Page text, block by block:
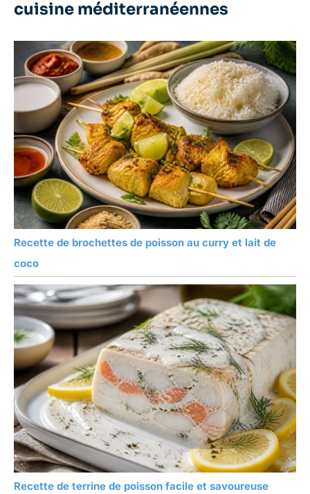
comme un plat à bijoux
bleu, un plat à bijoux ou
polyvalence garantit qu'il
sera aimé et utilisé au
quotidien
cuisine méditerranéennes
Recette de brochettes de poisson au curry et lait de
coco
Recette de terrine de poisson facile et savoureuse